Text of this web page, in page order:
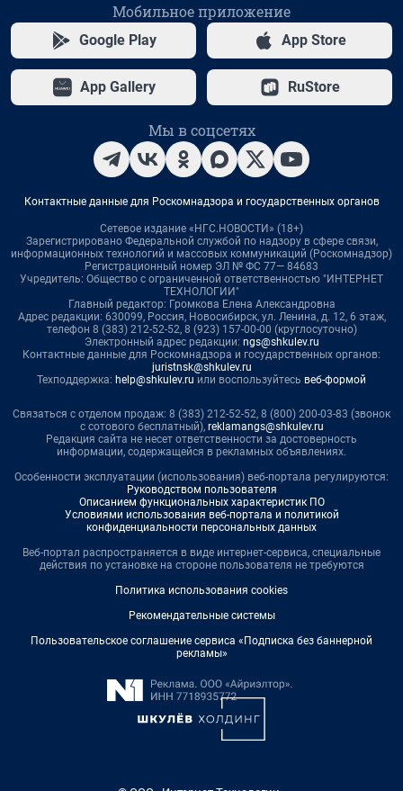
Мобильное приложение
Google Play App Store
App Gallery RuStore
Мы в соцсетях
Контактные данные для Роскомнадзора и государственных органов
Сетевое издание «НГС.НОВОСТИ» (18+)
Зарегистрировано Федеральной службой по надзору в сфере связи,
информационных технологий и массовых коммуникаций (Роскомнадзор)
Регистрационный номер ЭЛ № ФС 77— 84683
Учредитель: Общество с ограниченной ответственностью "ИНТЕРНЕТ
ТЕХНОЛОГИИ"
Главный редактор: Громкова Елена Александровна
Адрес редакции: 630099, Россия, Новосибирск, ул. Ленина, д. 12, 6 этаж,
телефон 8 (383) 212-52-52, 8 (923) 157-00-00 (круглосуточно)
Электронный адрес редакции: ngs@shkulev.ru
Контактные данные для Роскомнадзора и государственных органов:
juristnsk@shkulev.ru
Техподдержка: help@shkulev.ru или воспользуйтесь веб-формой
Связаться с отделом продаж: 8 (383) 212-52-52, 8 (800) 200-03-83 (звонок
с сотового бесплатный), reklamangs@shkulev.ru
Редакция сайта не несет ответственности за достоверность
информации, содержащейся в рекламных объявлениях.
Особенности эксплуатации (использования) веб-портала регулируются:
Руководством пользователя
Описанием функциональных характеристик ПО
Условиями использования веб-портала и политикой
конфиденциальности персональных данных
Веб-портал распространяется в виде интернет-сервиса, специальные
действия по установке на стороне пользователя не требуются
Политика использования cookies
Рекомендательные системы
Пользовательское соглашение сервиса «Подписка без баннерной
рекламы»